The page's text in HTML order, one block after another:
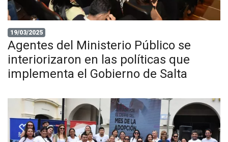
19/03/2025
Agentes del Ministerio Público se
interiorizaron en las políticas que
implementa el Gobierno de Salta